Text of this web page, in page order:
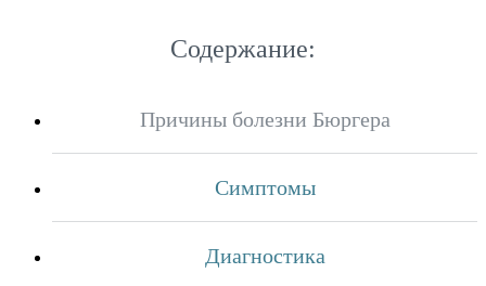
Содержание:
Причины болезни Бюргера
Симптомы
Диагностика